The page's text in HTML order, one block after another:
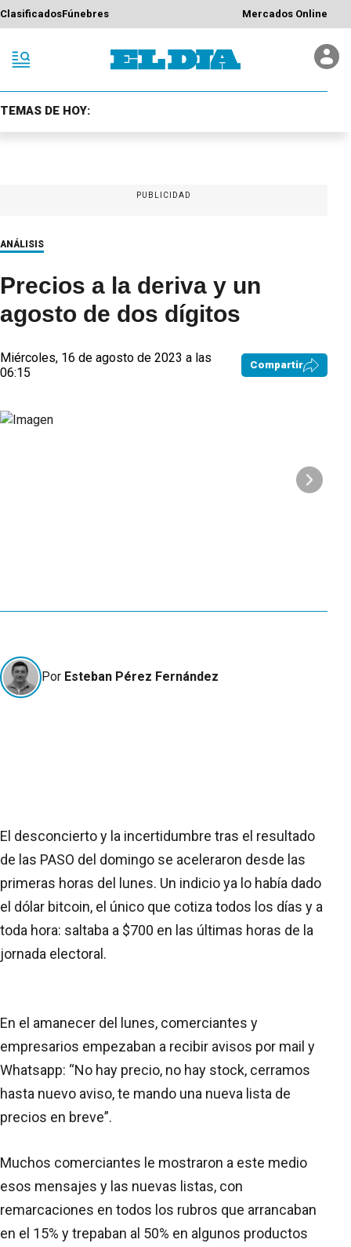
ClasificadosFúnebres Mercados Online
TEMAS DE HOY:
PUBLICIDAD
ANÁLISIS
Precios a la deriva y un
agosto de dos dígitos
Miércoles, 16 de agosto de 2023 a las
06:15
Compartir
Por Esteban Pérez Fernández
El desconcierto y la incertidumbre tras el resultado
de las PASO del domingo se aceleraron desde las
primeras horas del lunes. Un indicio ya lo había dado
el dólar bitcoin, el único que cotiza todos los días y a
toda hora: saltaba a $700 en las últimas horas de la
jornada electoral.
En el amanecer del lunes, comerciantes y
empresarios empezaban a recibir avisos por mail y
Whatsapp: “No hay precio, no hay stock, cerramos
hasta nuevo aviso, te mando una nueva lista de
precios en breve”.
Muchos comerciantes le mostraron a este medio
esos mensajes y las nuevas listas, con
remarcaciones en todos los rubros que arrancaban
en el 15% y trepaban al 50% en algunos productos